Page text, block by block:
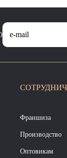
Франшиза
Производство
Оптовикам